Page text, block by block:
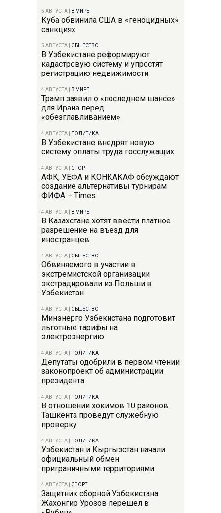
5 АВГУСТА В МИРЕ
Куба обвинила США в «геноцидных»
санкциях
5 АВГУСТА ОБЩЕСТВО
В Узбекистане реформируют
кадастровую систему и упростят
регистрацию недвижимости
4 АВГУСТА В МИРЕ
Трамп заявил о «последнем шансе»
для Ирана перед
«обезглавливанием»
4 АВГУСТА ПОЛИТИКА
В Узбекистане внедрят новую
систему оплаты труда госслужащих
4 АВГУСТА СПОРТ
АФК, УЕФА и КОНКАКАФ обсуждают
создание альтернативы турнирам
ФИФА – Times
4 АВГУСТА В МИРЕ
В Казахстане хотят ввести платное
разрешение на въезд для
иностранцев
4 АВГУСТА ОБЩЕСТВО
Обвиняемого в участии в
экстремистской организации
экстрадировали из Польши в
Узбекистан
4 АВГУСТА ОБЩЕСТВО
Минэнерго Узбекистана подготовит
льготные тарифы на
электроэнергию
4 АВГУСТА ПОЛИТИКА
Депутаты одобрили в первом чтении
законопроект об администрации
президента
4 АВГУСТА ПОЛИТИКА
В отношении хокимов 10 районов
Ташкента проведут служебную
проверку
4 АВГУСТА ПОЛИТИКА
Узбекистан и Кыргызстан начали
официальный обмен
приграничными территориями
4 АВГУСТА СПОРТ
Защитник сборной Узбекистана
Жахонгир Урозов перешел в